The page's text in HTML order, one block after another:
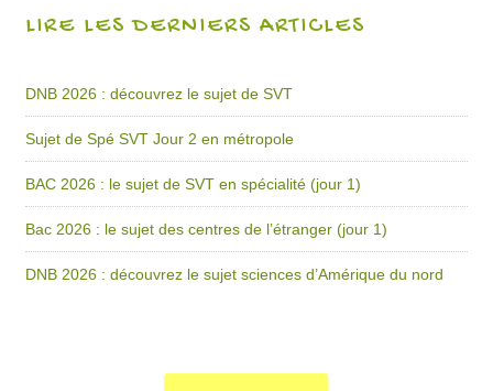
LIRE LES DERNIERS ARTICLES
DNB 2026 : découvrez le sujet de SVT
Sujet de Spé SVT Jour 2 en métropole
BAC 2026 : le sujet de SVT en spécialité (jour 1)
Bac 2026 : le sujet des centres de l’étranger (jour 1)
DNB 2026 : découvrez le sujet sciences d’Amérique du nord